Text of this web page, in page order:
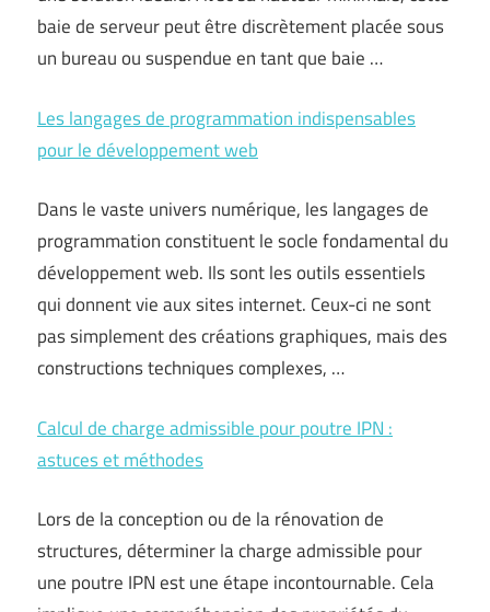
baie de serveur peut être discrètement placée sous
un bureau ou suspendue en tant que baie …
Les langages de programmation indispensables
pour le développement web
Dans le vaste univers numérique, les langages de
programmation constituent le socle fondamental du
développement web. Ils sont les outils essentiels
qui donnent vie aux sites internet. Ceux-ci ne sont
pas simplement des créations graphiques, mais des
constructions techniques complexes, …
Calcul de charge admissible pour poutre IPN :
astuces et méthodes
Lors de la conception ou de la rénovation de
structures, déterminer la charge admissible pour
une poutre IPN est une étape incontournable. Cela